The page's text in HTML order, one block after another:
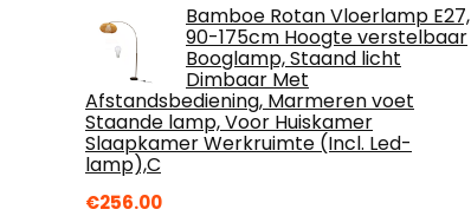
Bamboe Rotan Vloerlamp E27,
90-175cm Hoogte verstelbaar
Booglamp, Staand licht
Dimbaar Met
Afstandsbediening, Marmeren voet
Staande lamp, Voor Huiskamer
Slaapkamer Werkruimte (Incl. Led-
lamp),C
€256.00